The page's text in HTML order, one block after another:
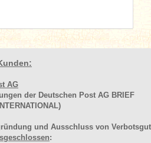
AG
der Deutschen Post AG BRIEF
und Ausschluss von Verbotsgut
: